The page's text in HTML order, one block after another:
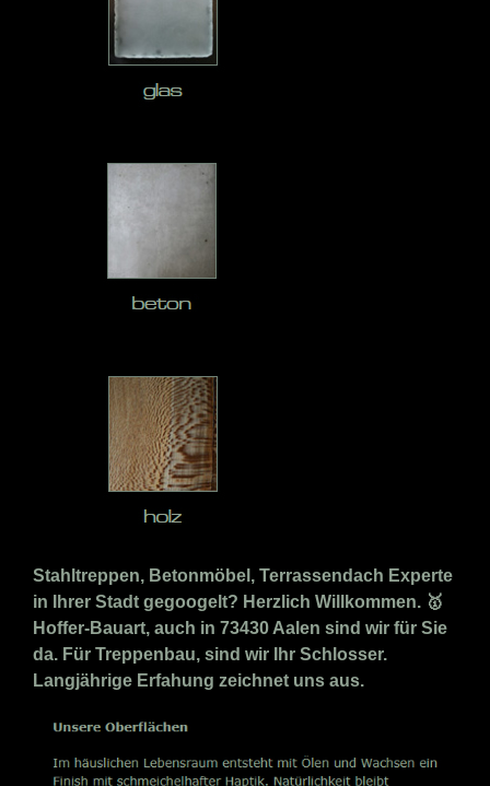
Stahltreppen, Betonmöbel, Terrassendach Experte
in Ihrer Stadt gegoogelt? Herzlich Willkommen. 🥇
Hoffer-Bauart, auch in 73430 Aalen sind wir für Sie
da. Für Treppenbau, sind wir Ihr Schlosser.
Langjährige Erfahung zeichnet uns aus.